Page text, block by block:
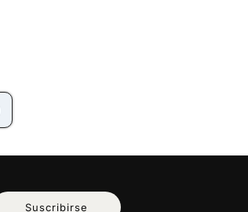
Suscribirse